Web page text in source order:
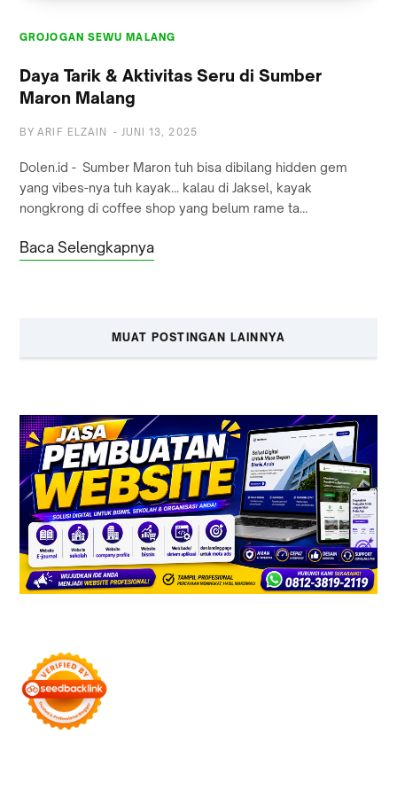
GROJOGAN SEWU MALANG
Daya Tarik & Aktivitas Seru di Sumber
Maron Malang
BY ARIF ELZAIN - JUNI 13, 2025
Dolen.id - Sumber Maron tuh bisa dibilang hidden gem
yang vibes-nya tuh kayak... kalau di Jaksel, kayak
nongkrong di coffee shop yang belum rame ta…
Baca Selengkapnya
MUAT POSTINGAN LAINNYA